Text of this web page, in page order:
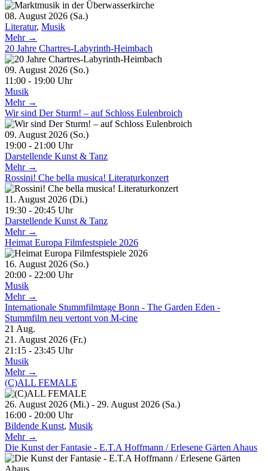
08. August 2026 (Sa.)
Literatur, Musik
Mehr →
20 Jahre Chartres-Labyrinth-Heimbach
09. August 2026 (So.)
11:00 - 19:00 Uhr
Musik
Mehr →
Wir sind Der Sturm! – auf Schloss Eulenbroich
09. August 2026 (So.)
19:00 - 21:00 Uhr
Darstellende Kunst & Tanz
Mehr →
Rossini! Che bella musica! Literaturkonzert
11. August 2026 (Di.)
19:30 - 20:45 Uhr
Darstellende Kunst & Tanz
Mehr →
Heimat Europa Filmfestspiele 2026
16. August 2026 (So.)
20:00 - 22:00 Uhr
Musik
Mehr →
Internationale Stummfilmtage Bonn - The Garden Eden -
Stummfilm neu vertont von M-cine
21 Aug.
21. August 2026 (Fr.)
21:15 - 23:45 Uhr
Musik
Mehr →
(C)ALL FEMALE
26. August 2026 (Mi.) - 29. August 2026 (Sa.)
16:00 - 20:00 Uhr
Bildende Kunst, Musik
Mehr →
Die Kunst der Fantasie - E.T.A Hoffmann / Erlesene Gärten Ahaus